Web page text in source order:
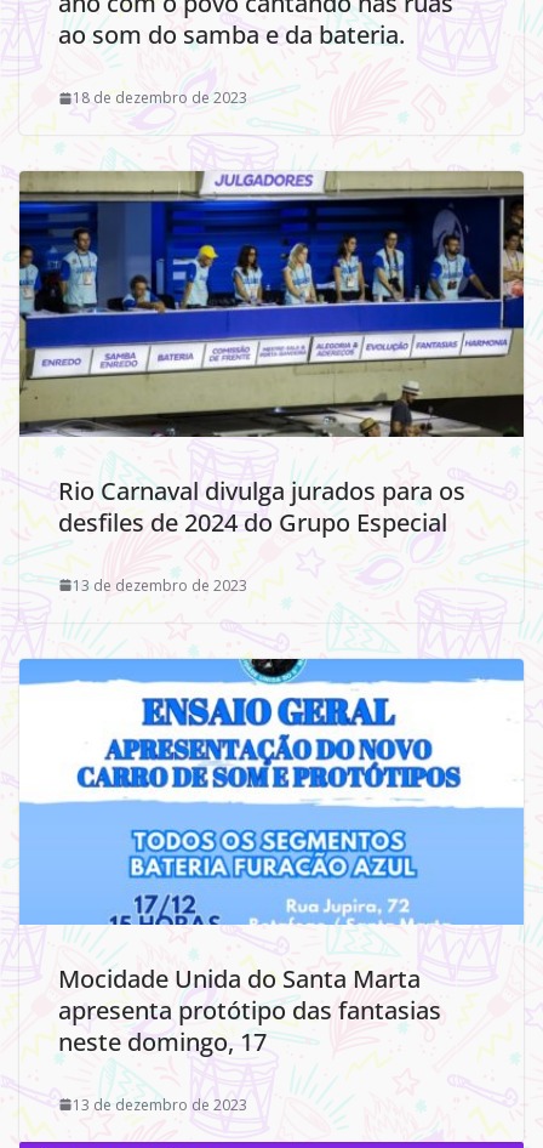
ao som do samba e da bateria.
18 de dezembro de 2023
Rio Carnaval divulga jurados para os
desfiles de 2024 do Grupo Especial
13 de dezembro de 2023
Mocidade Unida do Santa Marta
apresenta protótipo das fantasias
neste domingo, 17
13 de dezembro de 2023